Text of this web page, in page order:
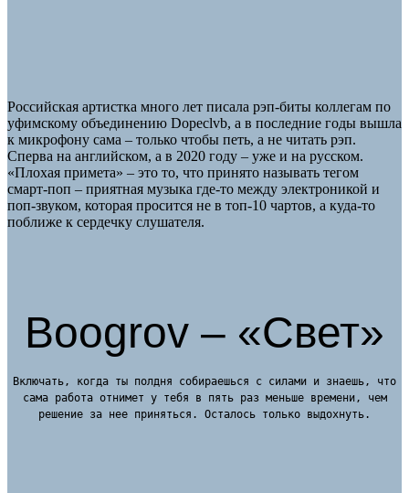
Российская артистка много лет писала рэп-биты коллегам по
уфимскому объединению Dopeclvb, а в последние годы вышла
к микрофону сама – только чтобы петь, а не читать рэп.
Сперва на английском, а в 2020 году – уже и на русском.
«Плохая примета» – это то, что принято называть тегом
смарт-поп – приятная музыка где-то между электроникой и
поп-звуком, которая просится не в топ-10 чартов, а куда-то
поближе к сердечку слушателя.
Boogrov – «Свет»
Включать, когда ты полдня собираешься с силами и знаешь, что
сама работа отнимет у тебя в пять раз меньше времени, чем
решение за нее приняться. Осталось только выдохнуть.